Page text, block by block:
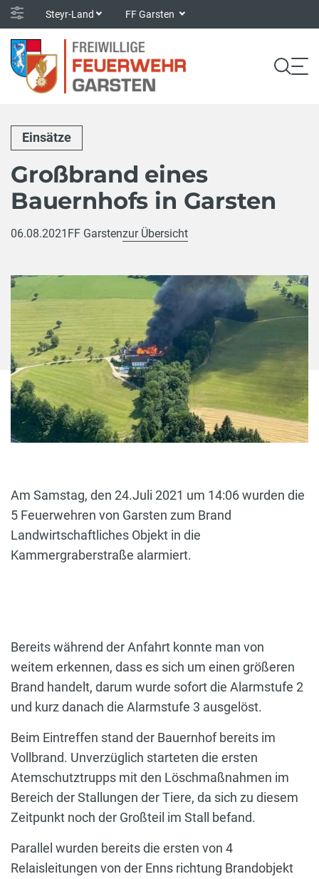
Steyr-Land FF Garsten
Einsätze
Großbrand eines
Bauernhofs in Garsten
06.08.2021 FF Garstenzur Übersicht
Am Samstag, den 24.Juli 2021 um 14:06 wurden die
5 Feuerwehren von Garsten zum Brand
Landwirtschaftliches Objekt in die
Kammergraberstraße alarmiert.
Bereits während der Anfahrt konnte man von
weitem erkennen, dass es sich um einen größeren
Brand handelt, darum wurde sofort die Alarmstufe 2
und kurz danach die Alarmstufe 3 ausgelöst.
Beim Eintreffen stand der Bauernhof bereits im
Vollbrand. Unverzüglich starteten die ersten
Atemschutztrupps mit den Löschmaßnahmen im
Bereich der Stallungen der Tiere, da sich zu diesem
Zeitpunkt noch der Großteil im Stall befand.
Parallel wurden bereits die ersten von 4
Relaisleitungen von der Enns richtung Brandobjekt